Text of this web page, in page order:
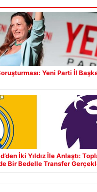
Yeni Parti İl
İki Yıldız İle Anlaştı:
Bir Bedelle Transfer